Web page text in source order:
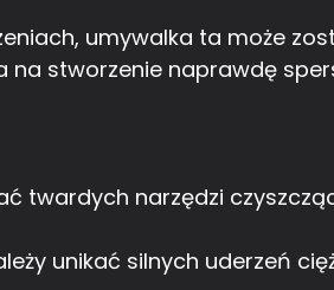
umywalka ta może
stworzenie naprawdę
twardych narzędzi
unikać silnych uderzeń